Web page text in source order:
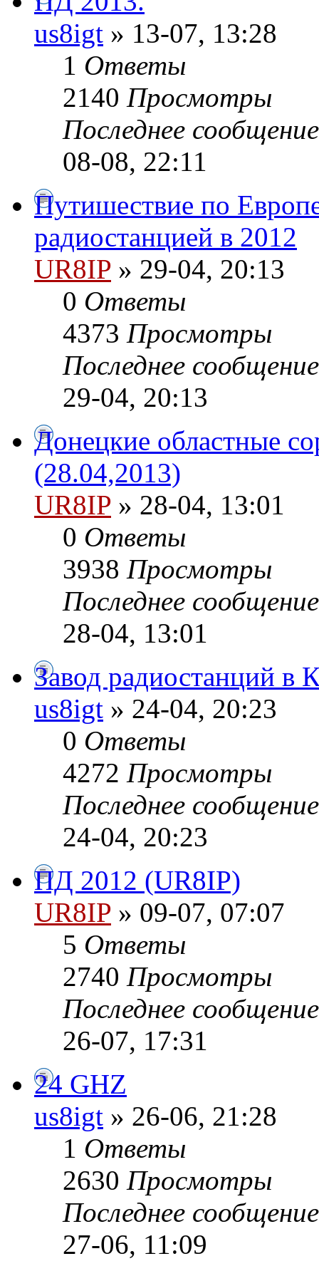
us8igt » 13-07, 13:28
1 Ответы
2140 Просмотры
Последнее
08-08, 22:11
Путишествие по
радиостанцией в 2012
UR8IP » 29-04, 20:13
0 Ответы
4373 Просмотры
Последнее
29-04, 20:13
Донецкие областные
(28.04,2013)
UR8IP » 28-04, 13:01
0 Ответы
3938 Просмотры
Последнее
28-04, 13:01
Завод радиостанций в
us8igt » 24-04, 20:23
0 Ответы
4272 Просмотры
Последнее
24-04, 20:23
ПД 2012 (UR8IP)
UR8IP » 09-07, 07:07
5 Ответы
2740 Просмотры
Последнее
26-07, 17:31
24 GHZ
us8igt » 26-06, 21:28
1 Ответы
2630 Просмотры
Последнее
27-06, 11:09